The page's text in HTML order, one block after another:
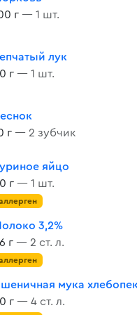
г — 1 шт.
лук
г — 1 шт.
г — 2 зубчик
яйцо
г — 1 шт.
3,2%
г — 2 ст. л.
мука
г — 4 ст. л.